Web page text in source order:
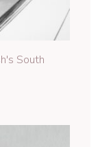
South